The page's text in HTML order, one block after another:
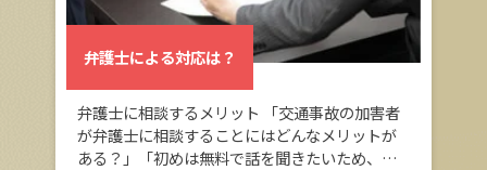
弁護士による対応は？
弁護士に相談するメリット 「交通事故の加害者
が弁護士に相談することにはどんなメリットが
ある？」「初めは無料で話を聞きたいため、無